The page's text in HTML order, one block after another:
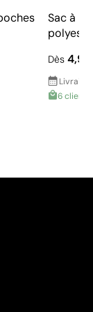
Sac à
Dès
6